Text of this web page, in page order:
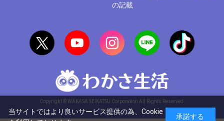
の記載
Copyright © WAKASA SEIKATSU Corporation All Rights Reserved.
当サイトではより良いサービス提供の為、Cookie
承諾する